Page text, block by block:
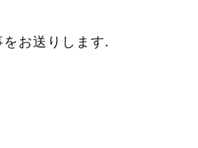
お送りします.